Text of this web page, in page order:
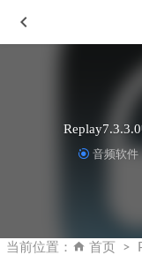
音频软件
当前位置： 首页
+破解补丁 2022-09-